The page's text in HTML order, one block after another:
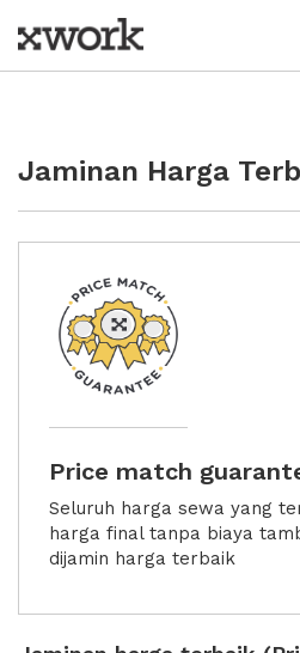
Jaminan Harga
Price match
Seluruh harga sewa yang
harga final tanpa biaya
dijamin harga terbaik